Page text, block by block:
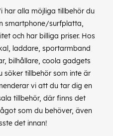
har alla möjliga tillbehör du
smartphone/surfplatta,
och har billiga priser. Hos
laddare, sportarmband
bilhållare, coola gadgets
söker tillbehör som inte är
vi att du tar dig en
tillbehör, där finns det
som du behöver, även
det innan!